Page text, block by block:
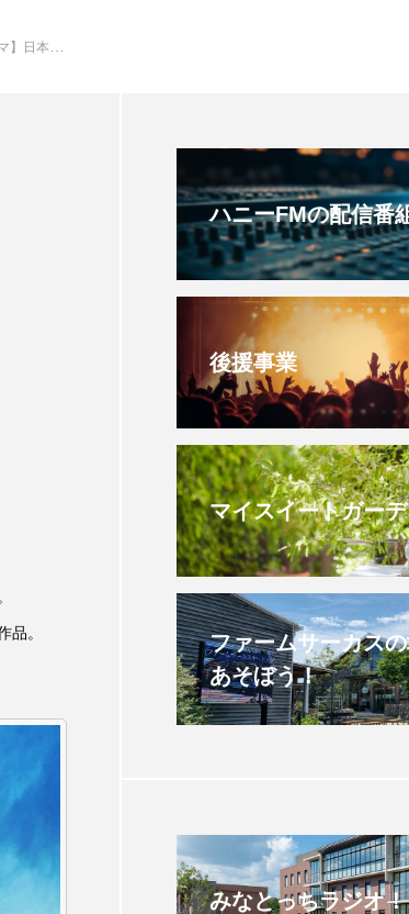
校区すみからすみまで
【校区すみからすみまで】3月16
日（土）三田市立 高平小学校
『天外者』
品。
ハニーFMの配信番
後援事業
マイスイートガー
ファームサーカス
あそぼう！
みなとっちラジオ！